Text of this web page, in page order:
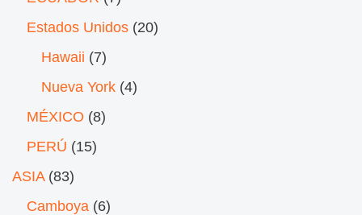
Estados Unidos (20)
Hawaii (7)
Nueva York (4)
MÉXICO (8)
PERÚ (15)
ASIA(83)
Camboya (6)